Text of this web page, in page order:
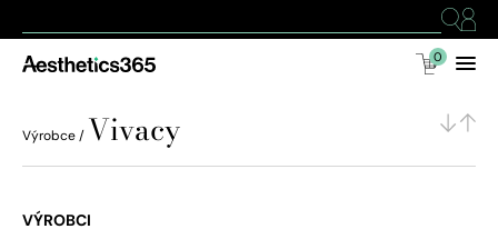
0
Výrobce /Vivacy
VÝROBCI